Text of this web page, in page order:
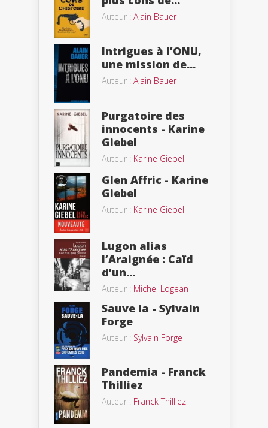
Auteur : Alain Bauer
Intrigues à l’ONU,
une mission de...
Auteur : Alain Bauer
Purgatoire des
innocents - Karine
Giebel
Auteur : Karine Giebel
Glen Affric - Karine
Giebel
Auteur : Karine Giebel
Lugon alias
l’Araignée : Caïd
d’un...
Auteur : Michel Logean
Sauve la - Sylvain
Forge
Auteur : Sylvain Forge
Pandemia - Franck
Thilliez
Auteur : Franck Thilliez